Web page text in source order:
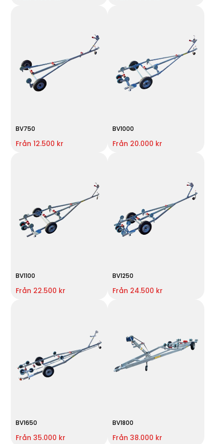
BV750
Från 12.500 kr
BV1000
Från 20.000 kr
BV1100
Från 22.500 kr
BV1250
Från 24.500 kr
BV1650
Från 35.000 kr
BV1800
Från 38.000 kr